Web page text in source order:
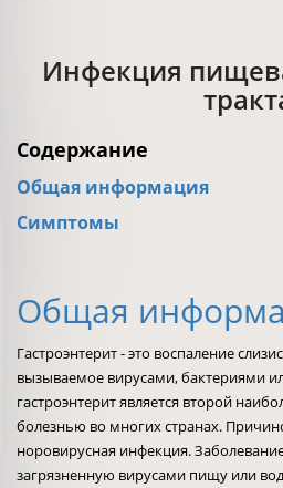
Инфекция
Содержание
Общая информация
Симптомы
Общая
Гастроэнтерит - это воспаление
вызываемое вирусами, бактериями
гастроэнтерит является второй
болезнью во многих странах.
норовирусная инфекция.
загрязненную вирусами пищу или